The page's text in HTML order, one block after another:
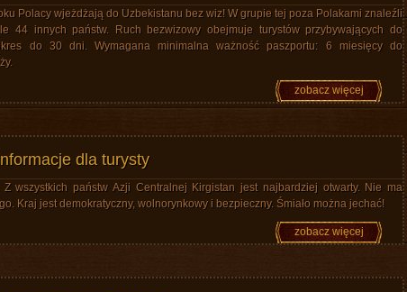
Polacy wjeżdżają do Uzbekistanu bez wiz! W grupie tej poza Polakami znaleźli
44 innych państw. Ruch bezwizowy obejmuje turystów przybywających do
do 30 dni. Wymagana minimalna ważność paszportu: 6 miesięcy do
zobacz więcej
dla turysty
Z wszystkich państw Azji Centralnej Kirgistan jest najbardziej otwarty. Nie ma
Kraj jest demokratyczny, wolnorynkowy i bezpieczny. Śmiało można jechać!
zobacz więcej